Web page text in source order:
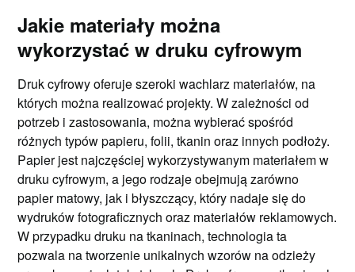
Jakie materiały można
wykorzystać w druku cyfrowym
Druk cyfrowy oferuje szeroki wachlarz materiałów, na
których można realizować projekty. W zależności od
potrzeb i zastosowania, można wybierać spośród
różnych typów papieru, folii, tkanin oraz innych podłoży.
Papier jest najczęściej wykorzystywanym materiałem w
druku cyfrowym, a jego rodzaje obejmują zarówno
papier matowy, jak i błyszczący, który nadaje się do
wydruków fotograficznych oraz materiałów reklamowych.
W przypadku druku na tkaninach, technologia ta
pozwala na tworzenie unikalnych wzorów na odzieży